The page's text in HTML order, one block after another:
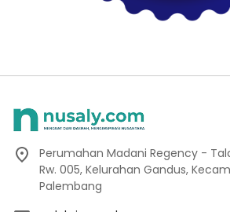
Perumahan Madani Regency -
Rw. 005, Kelurahan Gandus,
Palembang